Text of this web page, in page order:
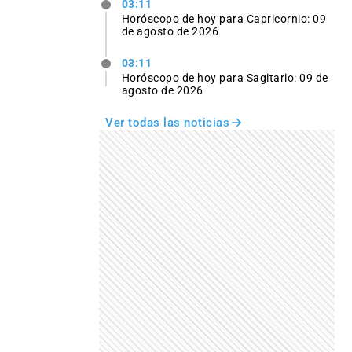
03:11
Horóscopo de hoy para Capricornio: 09
de agosto de 2026
03:11
Horóscopo de hoy para Sagitario: 09 de
agosto de 2026
Ver todas las noticias